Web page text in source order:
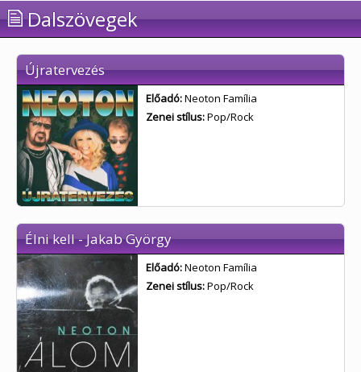
Dalszövegek
Újratervezés
Előadó:Neoton Família
Zenei stílus:Pop/Rock
Élni kell - Jakab György
Előadó:Neoton Família
Zenei stílus:Pop/Rock